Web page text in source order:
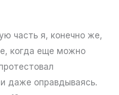
часть я, конечно же,
когда еще можно
даже оправдываясь.